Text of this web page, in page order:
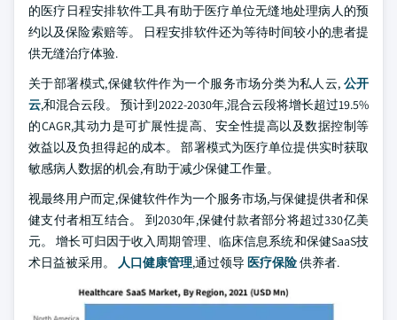
的医疗日程安排软件工具有助于医疗单位无缝地处理病人的预
约以及保险索赔等。 日程安排软件还为等待时间较小的患者提
供无缝治疗体验.
关于部署模式,保健软件作为一个服务市场分类为私人云, 公开
云,和混合云段。 预计到2022-2030年,混合云段将增长超过19.5%
的CAGR,其动力是可扩展性提高、安全性提高以及数据控制等
效益以及负担得起的成本。 部署模式为医疗单位提供实时获取
敏感病人数据的机会,有助于减少保健工作量。
视最终用户而定,保健软件作为一个服务市场,与保健提供者和保
健支付者相互结合。 到2030年,保健付款者部分将超过330亿美
元。 增长可归因于收入周期管理、临床信息系统和保健SaaS技
术日益被采用。
人口健康管理,通过领导 医疗保险供养者.